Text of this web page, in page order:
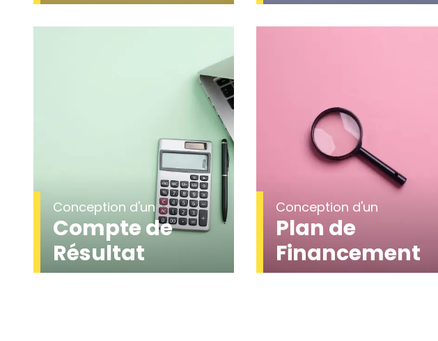
Conception d'un
Compte de
Résultat
Conception d'un
Plan de
Financement